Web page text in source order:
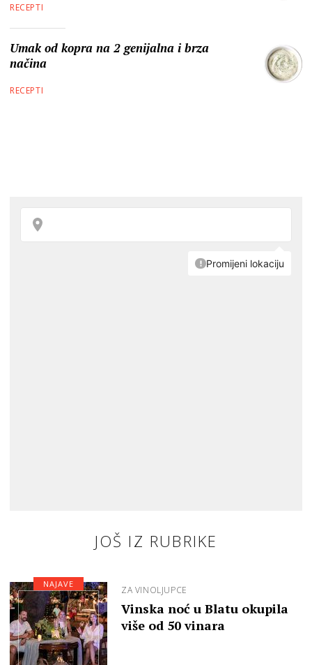
RECEPTI
Umak od kopra na 2 genijalna i brza
načina
RECEPTI
JOŠ IZ RUBRIKE
ZA VINOLJUPCE
Vinska noć u Blatu okupila
više od 50 vinara
NAJAVE